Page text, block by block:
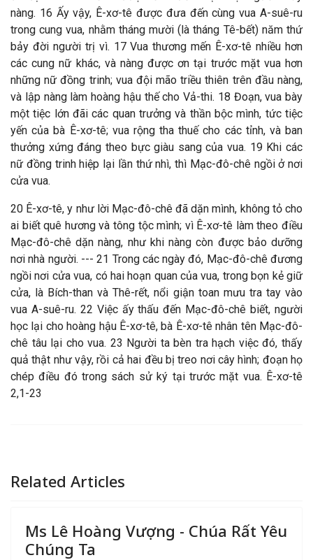
nàng. 16 Ấy vậy, Ê-xơ-tê được đưa đến cùng vua A-suê-ru
trong cung vua, nhằm tháng mười (là tháng Tê-bết) năm thứ
bảy đời người trị vì. 17 Vua thương mến Ê-xơ-tê nhiều hơn
các cung nữ khác, và nàng được ơn tại trước mặt vua hơn
những nữ đồng trinh; vua đội mão triều thiên trên đầu nàng,
và lập nàng làm hoàng hậu thế cho Vả-thi. 18 Đoạn, vua bày
một tiệc lớn đãi các quan trưởng và thần bộc mình, tức tiệc
yến của bà Ê-xơ-tê; vua rộng tha thuế cho các tỉnh, và ban
thưởng xứng đáng theo bực giàu sang của vua. 19 Khi các
nữ đồng trinh hiệp lại lần thứ nhì, thì Mạc-đô-chê ngồi ở nơi
cửa vua.
20 Ê-xơ-tê, y như lời Mạc-đô-chê đã dặn mình, không tỏ cho
ai biết quê hương và tông tộc mình; vì Ê-xơ-tê làm theo điều
Mạc-đô-chê dặn nàng, như khi nàng còn được bảo dưỡng
nơi nhà người. --- 21 Trong các ngày đó, Mạc-đô-chê đương
ngồi nơi cửa vua, có hai hoạn quan của vua, trong bọn kẻ giữ
cửa, là Bích-than và Thê-rết, nổi giận toan mưu tra tay vào
vua A-suê-ru. 22 Việc ấy thấu đến Mạc-đô-chê biết, người
học lại cho hoàng hậu Ê-xơ-tê, bà Ê-xơ-tê nhân tên Mạc-đô-
chê tâu lại cho vua. 23 Người ta bèn tra hạch việc đó, thấy
quả thật như vậy, rồi cả hai đều bị treo nơi cây hình; đoạn họ
chép điều đó trong sách sử ký tại trước mặt vua. Ê-xơ-tê
2,1-23
Related Articles
Ms Lê Hoàng Vượng - Chúa Rất Yêu
Chúng Ta